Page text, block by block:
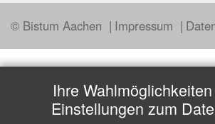
© Bistum Aachen Impressum
Ihre
Einstellungen zum